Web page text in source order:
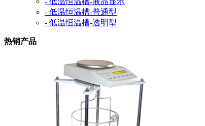
- 低温恒温槽-普通型
- 低温恒温槽-透明型
热销产品